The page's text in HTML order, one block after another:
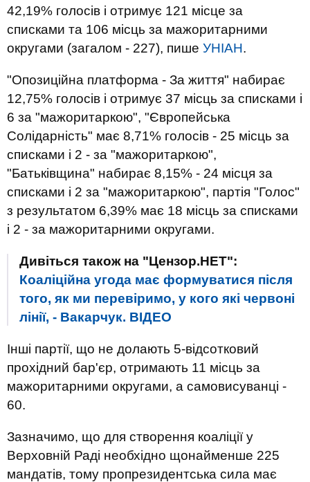
42,19% голосів і отримує 121 місце за
списками та 106 місць за мажоритарними
округами (загалом - 227), пише УНІАН.
"Опозиційна платформа - За життя" набирає
12,75% голосів і отримує 37 місць за списками і
6 за "мажоритаркою", "Європейська
Солідарність" має 8,71% голосів - 25 місць за
списками і 2 - за "мажоритаркою",
"Батьківщина" набирає 8,15% - 24 місця за
списками і 2 за "мажоритаркою", партія "Голос"
з результатом 6,39% має 18 місць за списками
і 2 - за мажоритарними округами.
Дивіться також на "Цензор.НЕТ":
Коаліційна угода має формуватися після
того, як ми перевіримо, у кого які червоні
лінії, - Вакарчук. ВIДЕО
Інші партії, що не долають 5-відсотковий
прохідний бар'єр, отримають 11 місць за
мажоритарними округами, а самовисуванці -
60.
Зазначимо, що для створення коаліції у
Верховній Раді необхідно щонайменше 225
мандатів, тому пропрезидентська сила має